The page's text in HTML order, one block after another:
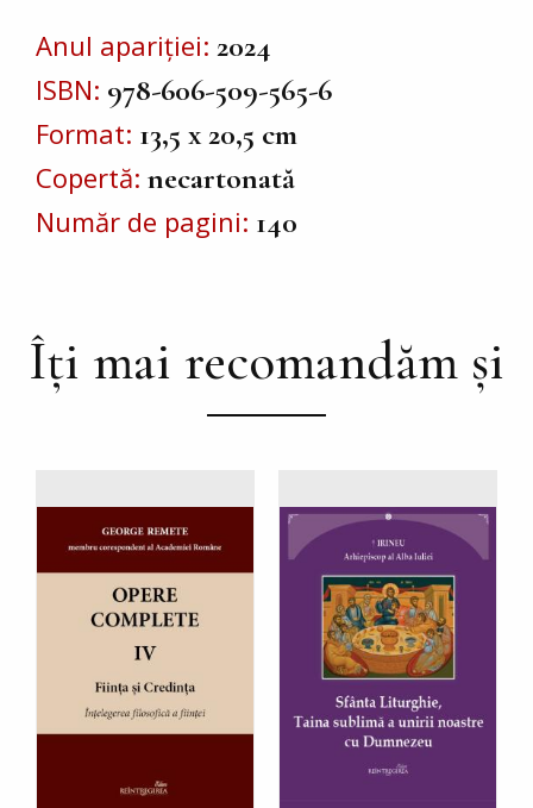
Anul apariției 2024
ISBN 978-606-509-565-6
Format 13,5 x 20,5 cm
Copertă necartonată
Număr de pagini 140
Îți mai recomandăm și